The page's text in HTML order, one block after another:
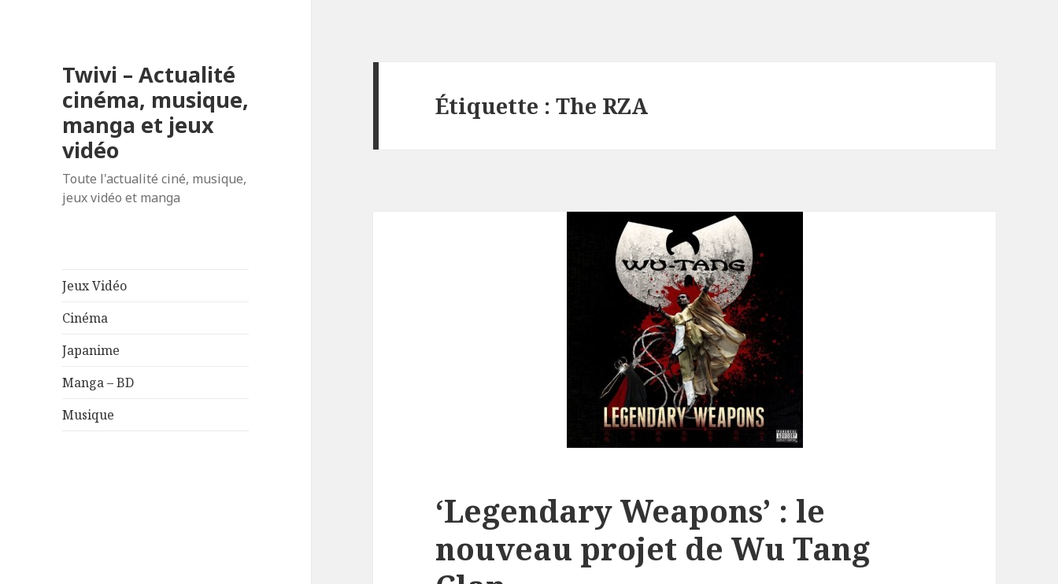
Twivi – Actualité
cinéma, musique,
manga et jeux
vidéo
Toute l'actualité ciné, musique,
jeux vidéo et manga
Jeux Vidéo
Cinéma
Japanime
Manga – BD
Musique
Étiquette :The RZA
‘Legendary Weapons’ : le
nouveau projet de Wu Tang